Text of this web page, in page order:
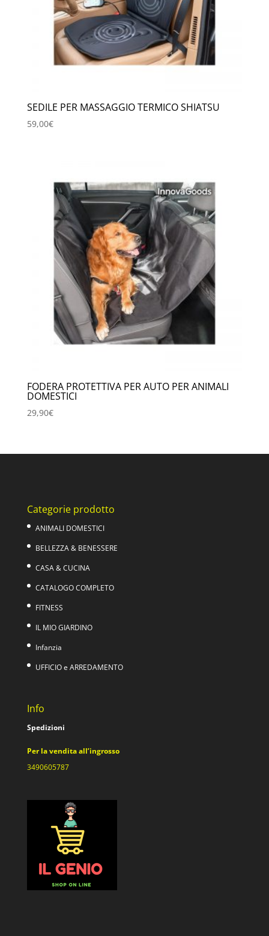
SEDILE PER MASSAGGIO TERMICO SHIATSU
59,00€
FODERA PROTETTIVA PER AUTO PER ANIMALI
DOMESTICI
29,90€
Categorie prodotto
ANIMALI DOMESTICI
BELLEZZA & BENESSERE
CASA & CUCINA
CATALOGO COMPLETO
FITNESS
IL MIO GIARDINO
Infanzia
UFFICIO e ARREDAMENTO
Info
Spedizioni
Per la vendita all’ingrosso
3490605787